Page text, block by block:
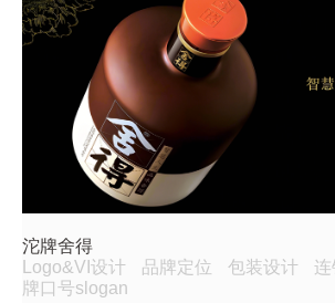
沱牌舍得
Logo&VI设计
品牌定位 包装设计 连
牌口号slogan